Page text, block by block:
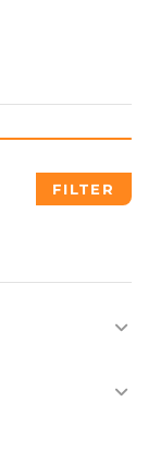
FILTER